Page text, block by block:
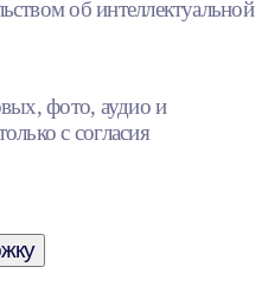
об интеллектуальной
фото, аудио и
с согласия